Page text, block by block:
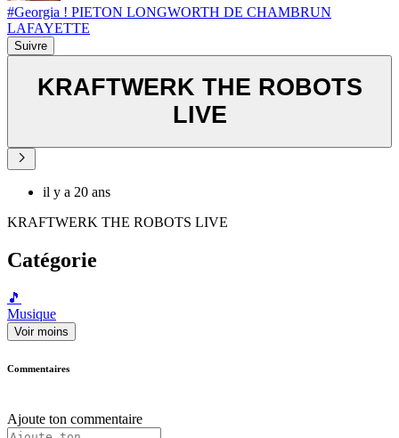
#Georgia ! PIETON LONGWORTH DE CHAMBRUN
LAFAYETTE
Suivre
KRAFTWERK THE ROBOTS
LIVE
il y a 20 ans
KRAFTWERK THE ROBOTS LIVE
Catégorie
🎵
Musique
Voir moins
Commentaires
Ajoute ton commentaire